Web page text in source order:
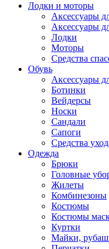
Лодки и моторы
Аксессуары
Аксессуары
Лодки
Моторы
Средства
Обувь
Аксессуары
Ботинки
Вейдерсы
Носки
Сандали
Сапоги
Средства
Одежда
Брюки
Головные
Жилеты
Комбинезоны
Костюмы
Костюмы
Куртки
Майки,